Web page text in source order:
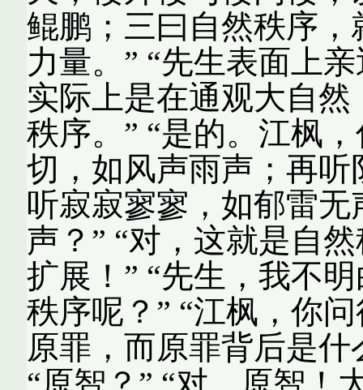
鲲鹏；三曰自然秩序
力量。” “先生表面上
实际上是在通观大自
秩序。” “是的。江枫
切，如风声雨声；再
听寂寂寥寥，如郁雷无
声？” “对，这就是自
扩展！” “先生，我不
秩序呢？” “江枫，你
原罪，而原罪背后是什